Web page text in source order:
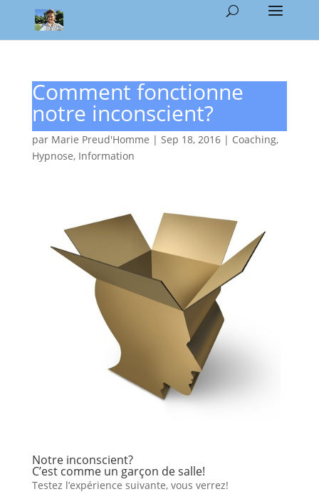
Comment fonctionne
notre inconscient?
par Marie Preud'Homme | Sep 18, 2016| Coaching,
Hypnose, Information
Notre inconscient?
C’est comme un garçon de salle!
Testez l’expérience suivante, vous verrez!